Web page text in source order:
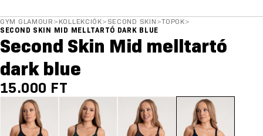
GYM GLAMOUR > KOLLEKCIÓK> SECOND SKIN >TOPOK>
SECOND SKIN MID MELLTARTÓ DARK BLUE
Second Skin Mid melltartó
dark blue
15.000 FT